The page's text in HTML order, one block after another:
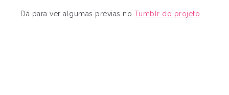
Dá para ver algumas prévias no Tumblr do projeto